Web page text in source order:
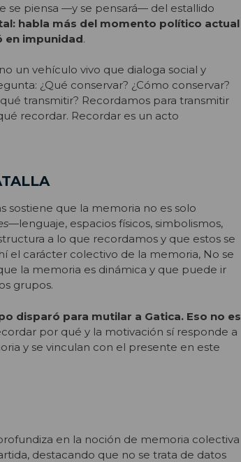
se piensa —y se pensará— del estallido
habla más del momento político actual
en impunidad.
un vehículo vivo que dialoga social y
¿Qué conservar? ¿Cómo conservar?
transmitir? Recordamos para transmitir
recordar. Recordar es un acto
sostiene que la memoria no es solo
—lenguaje, espacios físicos, simbolismos,
a lo que recordamos y que estos se
el carácter colectivo de la memoria, No se
la memoria es dinámica y que puede ir
grupos.
disparó para mutilar a Gatica. Eso no es
por qué y la motivación sí responde a
y se vinculan con el presente en este
en la noción de memoria colectiva
destacando que no se trata de datos